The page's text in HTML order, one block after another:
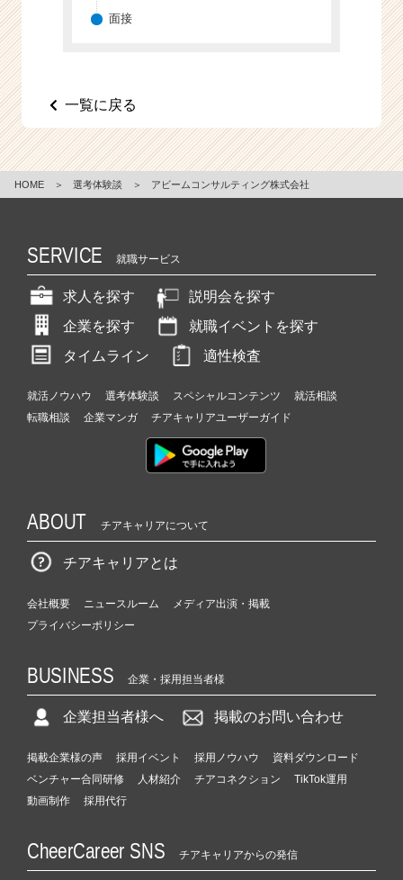
r
面接
一覧に戻る
HOME ＞ 選考体験談 ＞ アビームコンサルティング株式会社
SERVICE 就職サービス
求人を探す
説明会を探す
企業を探す
就職イベントを探す
タイムライン
適性検査
就活ノウハウ 選考体験談 スペシャルコンテンツ
就活相談
転職相談
企業マンガ チアキャリアユーザーガイド
ABOUT チアキャリアについて
チアキャリアとは
会社概要 ニュースルーム
メディア出演・掲載
プライバシーポリシー
BUSINESS 企業・採用担当者様
企業担当者様へ 掲載のお問い合わせ
掲載企業様の声 採用イベント 採用ノウハウ
資料ダウンロード
ベンチャー合同研修
人材紹介 チアコネクション
TikTok運用
動画制作
採用代行
CheerCareer SNS チアキャリアからの発信